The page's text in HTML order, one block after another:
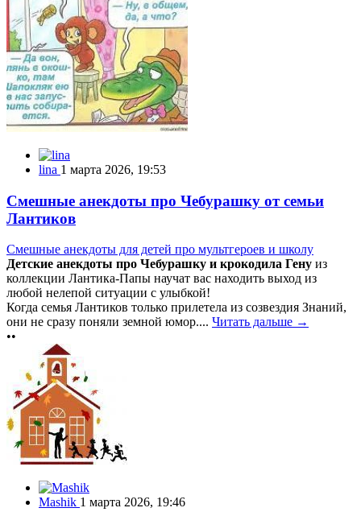
lina 1 марта 2026, 19:53
Смешные анекдоты про Чебурашку от семьи
Лантиков
Смешные анекдоты для детей про мультгероев и школу
Детские анекдоты про Чебурашку и крокодила Гену из
коллекции Лантика-Папы научат вас находить выход из
любой нелепой ситуации с улыбкой!
Когда семья Лантиков только прилетела из созвездия Знаний,
они не сразу поняли земной юмор.... Читать дальше →
••
Mashik 1 марта 2026, 19:46